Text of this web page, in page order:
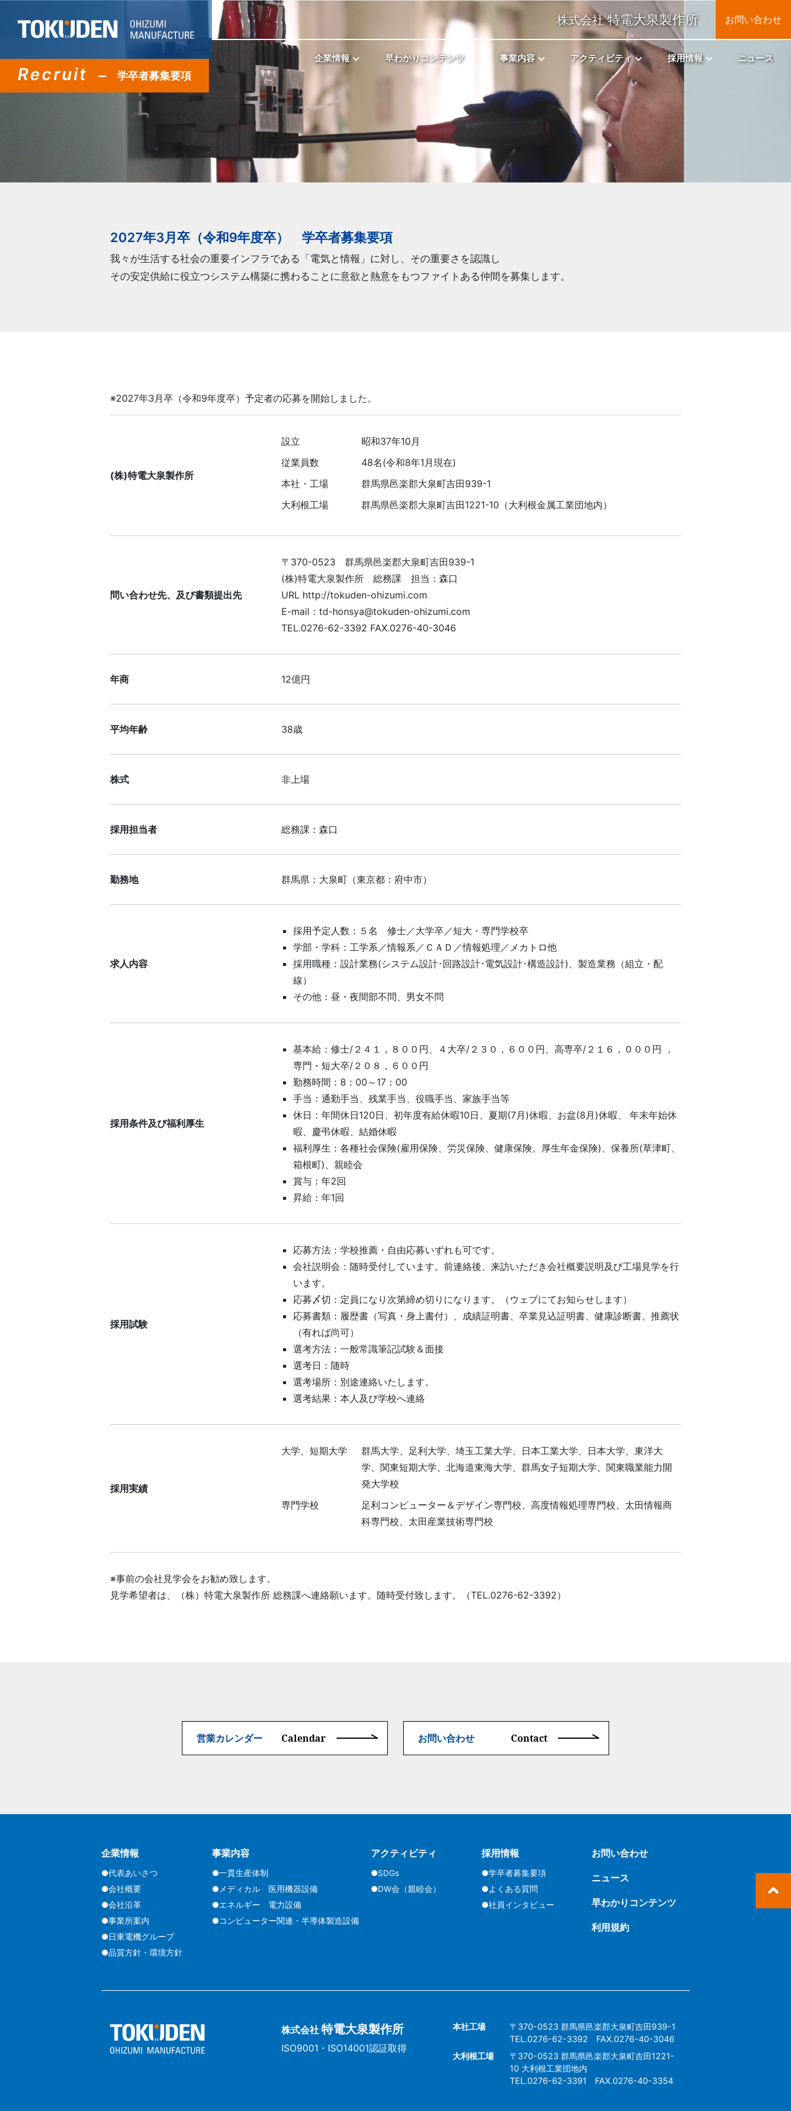
株式会社特電大泉製作所 お問い合わせ
企業情報 早わかりコンテンツ 事業内容 アクティビティ 採用情報 ニュース
Recruit 学卒者募集要項
2027年3月卒（令和9年度卒） 学卒者募集要項
我々が生活する社会の重要インフラである「電気と情報」に対し、その重要さを認識し
その安定供給に役立つシステム構築に携わることに意欲と熱意をもつファイトある仲間を募集します。
※2027年3月卒（令和9年度卒）予定者の応募を開始しました。
(株)特電大泉製作所
設立
昭和37年10月
従業員数
48名(令和8年1月現在)
本社・工場
群馬県邑楽郡大泉町吉田939-1
大利根工場
群馬県邑楽郡大泉町吉田1221-10（大利根金属工業団地内）
問い合わせ先、及び書類提出先
〒370-0523 群馬県邑楽郡大泉町吉田939-1
(株)特電大泉製作所 総務課 担当：森口
URL http://tokuden-ohizumi.com
E-mail：td-honsya@tokuden-ohizumi.com
TEL.0276-62-3392 FAX.0276-40-3046
年商 12億円
平均年齢 38歳
株式 非上場
採用担当者 総務課：森口
勤務地 群馬県：大泉町（東京都：府中市）
求人内容
採用予定人数：５名 修士／大学卒／短大・専門学校卒
学部・学科：工学系／情報系／ＣＡＤ／情報処理／メカトロ他
採用職種：設計業務(システム設計･回路設計･電気設計･構造設計)、製造業務（組立・配
線）
その他：昼・夜間部不問、男女不問
採用条件及び福利厚生
基本給：修士/２４１，８００円、４大卒/２３０，６００円、高専卒/２１６，０００円 ，
専門・短大卒/２０８，６００円
勤務時間：8：00～17：00
手当：通勤手当、残業手当、役職手当、家族手当等
休日：年間休日120日、初年度有給休暇10日、夏期(7月)休暇、お盆(8月)休暇、 年末年始休
暇、慶弔休暇、結婚休暇
福利厚生：各種社会保険(雇用保険、労災保険、健康保険、厚生年金保険)、保養所(草津町、
箱根町)、親睦会
賞与：年2回
昇給：年1回
採用試験
応募方法：学校推薦・自由応募いずれも可です。
会社説明会：随時受付しています。前連絡後、来訪いただき会社概要説明及び工場見学を行
います。
応募〆切：定員になり次第締め切りになります。（ウェブにてお知らせします）
応募書類：履歴書（写真・身上書付）、成績証明書、卒業見込証明書、健康診断書、推薦状
（有れば尚可）
選考方法：一般常識筆記試験＆面接
選考日：随時
選考場所：別途連絡いたします。
選考結果：本人及び学校へ連絡
採用実績
大学、短期大学
群馬大学、足利大学、埼玉工業大学、日本工業大学、日本大学、東洋大
学、関東短期大学、北海道東海大学、群馬女子短期大学、関東職業能力開
発大学校
専門学校
足利コンピューター＆デザイン専門校、高度情報処理専門校、太田情報商
科専門校、太田産業技術専門校
※事前の会社見学会をお勧め致します。
見学希望者は、（株）特電大泉製作所 総務課へ連絡願います。随時受付致します。（TEL.0276-62-3392）
営業カレンダー Calendar お問い合わせ Contact
企業情報
●代表あいさつ
●会社概要
●会社沿革
●事業所案内
●日東電機グループ
●品質方針・環境方針
事業内容
●一貫生産体制
●メディカル 医用機器設備
●エネルギー 電力設備
●コンピューター関連・半導体製造設備
アクティビティ
●SDGs
●DW会（親睦会）
採用情報
●学卒者募集要項
●よくある質問
●社員インタビュー
お問い合わせ
ニュース
早わかりコンテンツ
利用規約
株式会社 特電大泉製作所
ISO9001・ISO14001認証取得
本社工場
〒370-0523 群馬県邑楽郡大泉町吉田939-1
TEL.0276-62-3392 FAX.0276-40-3046
大利根工場
〒370-0523 群馬県邑楽郡大泉町吉田1221-
10 大利根工業団地内
TEL.0276-62-3391 FAX.0276-40-3354